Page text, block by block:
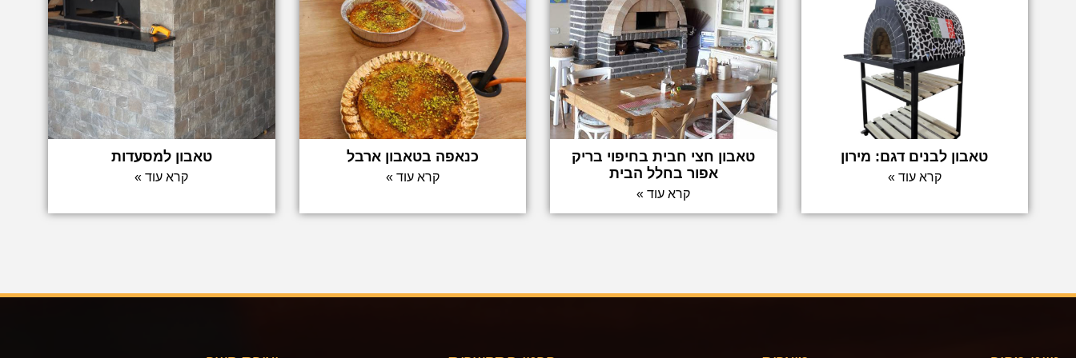
טאבון לבנים דגם: מירון
קרא עוד »
טאבון חצי חבית בחיפוי בריק
אפור בחלל הבית
קרא עוד »
כנאפה בטאבון ארבל
קרא עוד »
טאבון למסעדות
קרא עוד »